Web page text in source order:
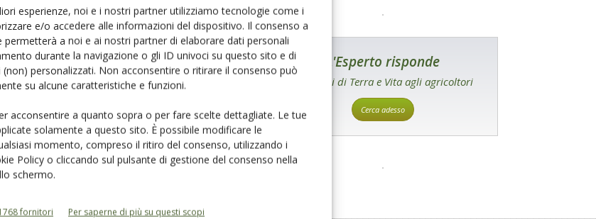
esperienze, noi e i nostri partner utilizziamo tecnologie come i
e/o accedere alle informazioni del dispositivo. Il consenso a
permetterà a noi e ai nostri partner di elaborare dati personali
durante la navigazione o gli ID univoci su questo sito e di
personalizzati. Non acconsentire o ritirare il consenso può
su alcune caratteristiche e funzioni.
acconsentire a quanto sopra o per fare scelte dettagliate. Le tue
solamente a questo sito. È possibile modificare le
momento, compreso il ritiro del consenso, utilizzando i
Policy o cliccando sul pulsante di gestione del consenso nella
schermo.
fornitori Per saperne di più su questi scopi
L'Esperto risponde
I consigli di Terra e Vita agli agricoltori
Cerca adesso